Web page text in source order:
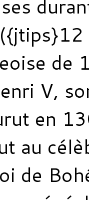
V,
en
au
de